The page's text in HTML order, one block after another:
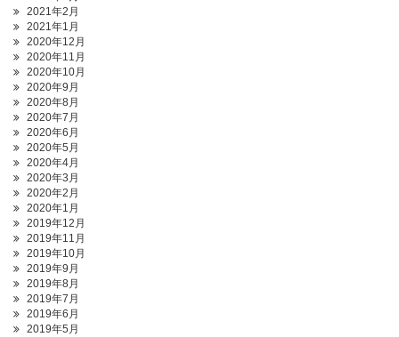
2021年2月
2021年1月
2020年12月
2020年11月
2020年10月
2020年9月
2020年8月
2020年7月
2020年6月
2020年5月
2020年4月
2020年3月
2020年2月
2020年1月
2019年12月
2019年11月
2019年10月
2019年9月
2019年8月
2019年7月
2019年6月
2019年5月